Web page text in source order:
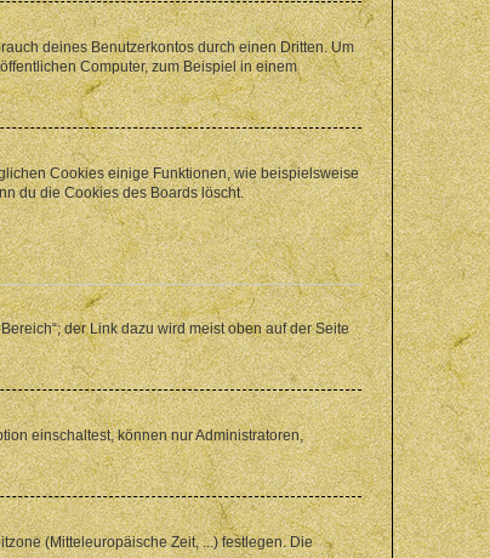
deines Benutzerkontos durch einen Dritten. Um
Computer, zum Beispiel in einem
Cookies einige Funktionen, wie beispielsweise
du die Cookies des Boards löscht.
der Link dazu wird meist oben auf der Seite
einschaltest, können nur Administratoren,
(Mitteleuropäische Zeit, ...) festlegen. Die